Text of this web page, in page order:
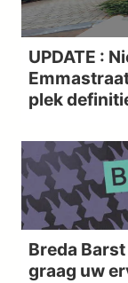
UPDATE :
plek
Breda
graag uw